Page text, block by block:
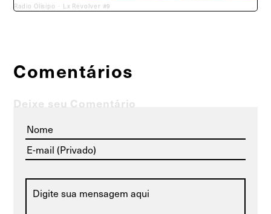
Radio Olisipo · Lx Revolver #9
Comentários
Deixe seu Comentário